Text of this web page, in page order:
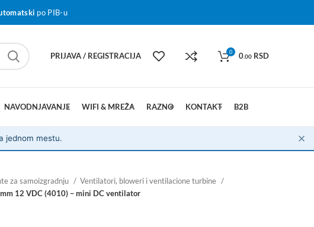
po PIB-u
PRIJAVA / REGISTRACIJA 0 0.00 RSD
NAVODNJAVANJE WIFI & MREŽA RAZNO KONTAKT B2B
jednom mestu. ✕
za samoizgradnju
Ventilatori, bloweri i ventilacione turbine
12 VDC (4010) – mini DC ventilator